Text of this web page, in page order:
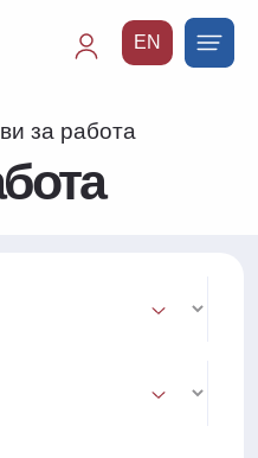
EN
за работа